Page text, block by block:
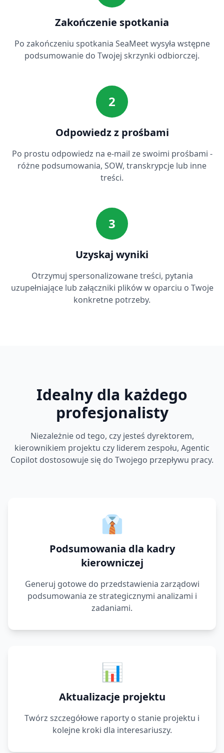
Zakończenie spotkania
Po zakończeniu spotkania SeaMeet wysyła wstępne
podsumowanie do Twojej skrzynki odbiorczej.
2
Odpowiedz z prośbami
Po prostu odpowiedz na e-mail ze swoimi prośbami -
różne podsumowania, SOW, transkrypcje lub inne
treści.
3
Uzyskaj wyniki
Otrzymuj spersonalizowane treści, pytania
uzupełniające lub załączniki plików w oparciu o Twoje
konkretne potrzeby.
Idealny dla każdego
profesjonalisty
Niezależnie od tego, czy jesteś dyrektorem,
kierownikiem projektu czy liderem zespołu, Agentic
Copilot dostosowuje się do Twojego przepływu pracy.
👔
Podsumowania dla kadry
kierowniczej
Generuj gotowe do przedstawienia zarządowi
podsumowania ze strategicznymi analizami i
zadaniami.
📊
Aktualizacje projektu
Twórz szczegółowe raporty o stanie projektu i
kolejne kroki dla interesariuszy.